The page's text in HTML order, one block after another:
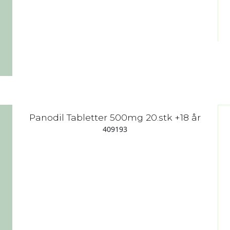
Panodil Tabletter 500mg 20.stk +18 år
409193